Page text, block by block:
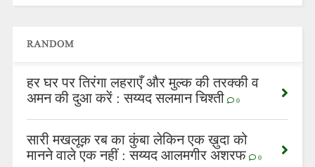
RANDOM
हर घर पर तिरंगा लहराएँ और मुल्क की तरक्की व
अमन की दुआ करें : सय्यद सलमान चिश्ती 0
सारी मखलूक़ रब का कुंबा लेकिन एक ख़ुदा को
मानने वाले एक नहीं : सय्यद आलमगीर अशरफ 0